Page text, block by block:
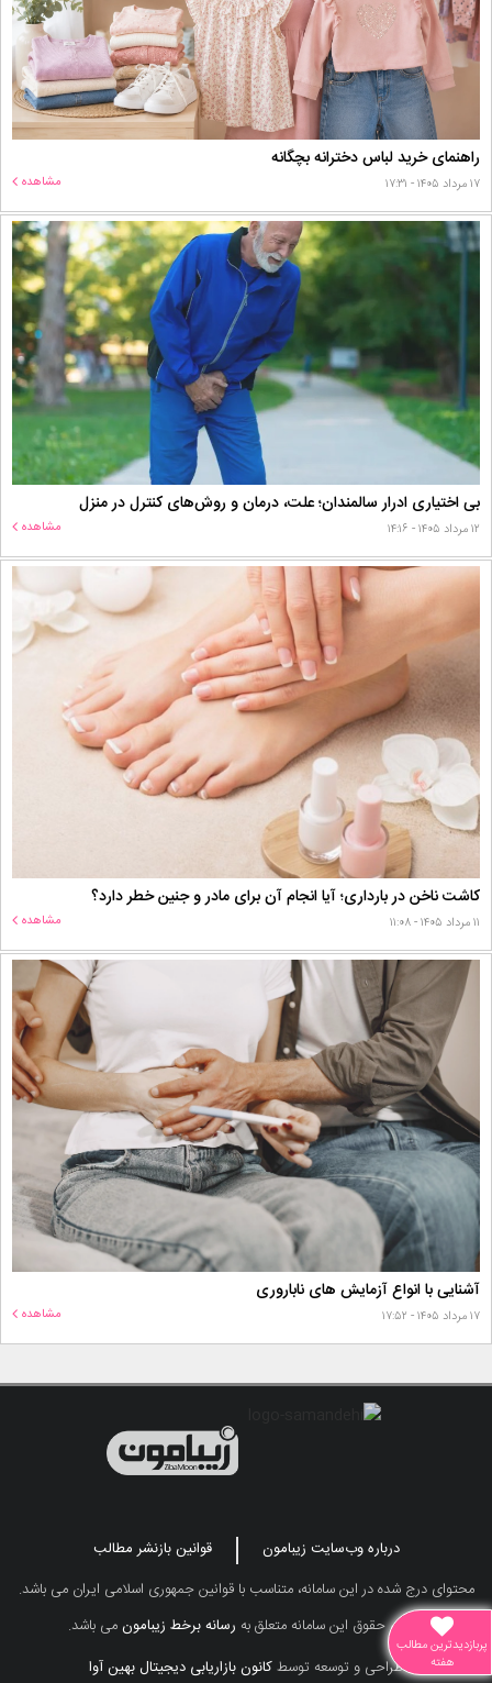
راهنمای خرید لباس دخترانه بچگانه
۱۷ مرداد ۱۴۰۵ - ۱۷:۳۱ مشاهده
بی اختیاری ادرار سالمندان؛ علت، درمان و روش‌های کنترل در منزل
۱۲ مرداد ۱۴۰۵ - ۱۴:۱۶ مشاهده
کاشت ناخن در بارداری؛ آیا انجام آن برای مادر و جنین خطر دارد؟
۱۱ مرداد ۱۴۰۵ - ۱۱:۰۸ مشاهده
آشنایی با انواع آزمایش های ناباروری
۱۷ مرداد ۱۴۰۵ - ۱۷:۵۲ مشاهده
درباره وب‌سایت زیبامون
قوانین بازنشر مطالب
محتوای درج شده در این سامانه، متناسب با قوانین جمهوری اسلامی ایران می باشد.
تمامی حقوق این سامانه متعلق به رسانه برخط زیبامونمی باشد.
طراحی و توسعه توسطکانون بازاریابی دیجیتال بهین آوا
پربازدیدترین مطالب
هفته